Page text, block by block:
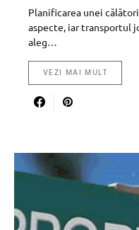
Planificarea unei
aspecte, iar transportul
aleg…
VEZI MAI MULT